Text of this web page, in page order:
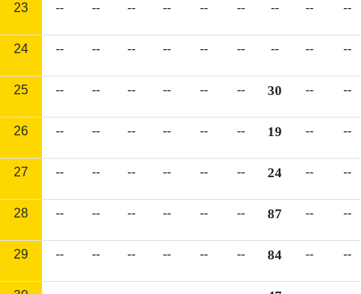
23 -- -- -- -- -- -- -- -- --
24 -- -- -- -- -- -- -- -- --
25 -- -- -- -- -- -- 30 -- --
26 -- -- -- -- -- -- 19 -- --
27 -- -- -- -- -- -- 24 -- --
28 -- -- -- -- -- -- 87 -- --
29 -- -- -- -- -- -- 84 -- --